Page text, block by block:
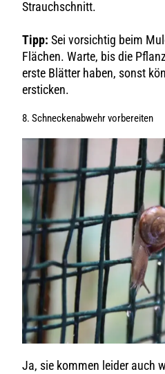
Strauchschnitt.
Tipp: Sei vorsichtig beim
Flächen. Warte, bis die
erste Blätter haben, sonst
ersticken.
8. Schneckenabwehr vorbereiten
Ja, sie kommen leider auch